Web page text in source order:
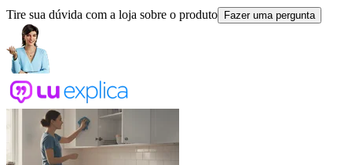
Tire sua dúvida com a loja sobre o produto Fazer uma pergunta